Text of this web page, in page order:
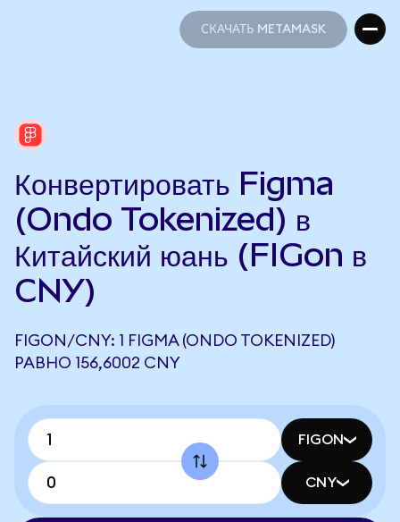
СКАЧАТЬ METAMASK
Конвертировать Figma
(Ondo Tokenized) в
Китайский юань (FIGon в
CNY)
FIGON/CNY: 1 FIGMA (ONDO TOKENIZED)
РАВНО 156,6002 CNY
FIGON
CNY